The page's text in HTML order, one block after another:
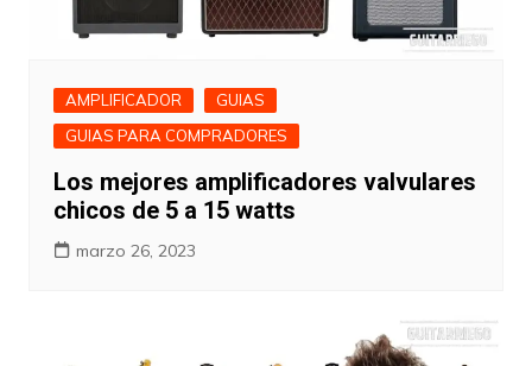
AMPLIFICADOR
GUIAS
GUIAS PARA COMPRADORES
Los mejores amplificadores valvulares
chicos de 5 a 15 watts
marzo 26, 2023